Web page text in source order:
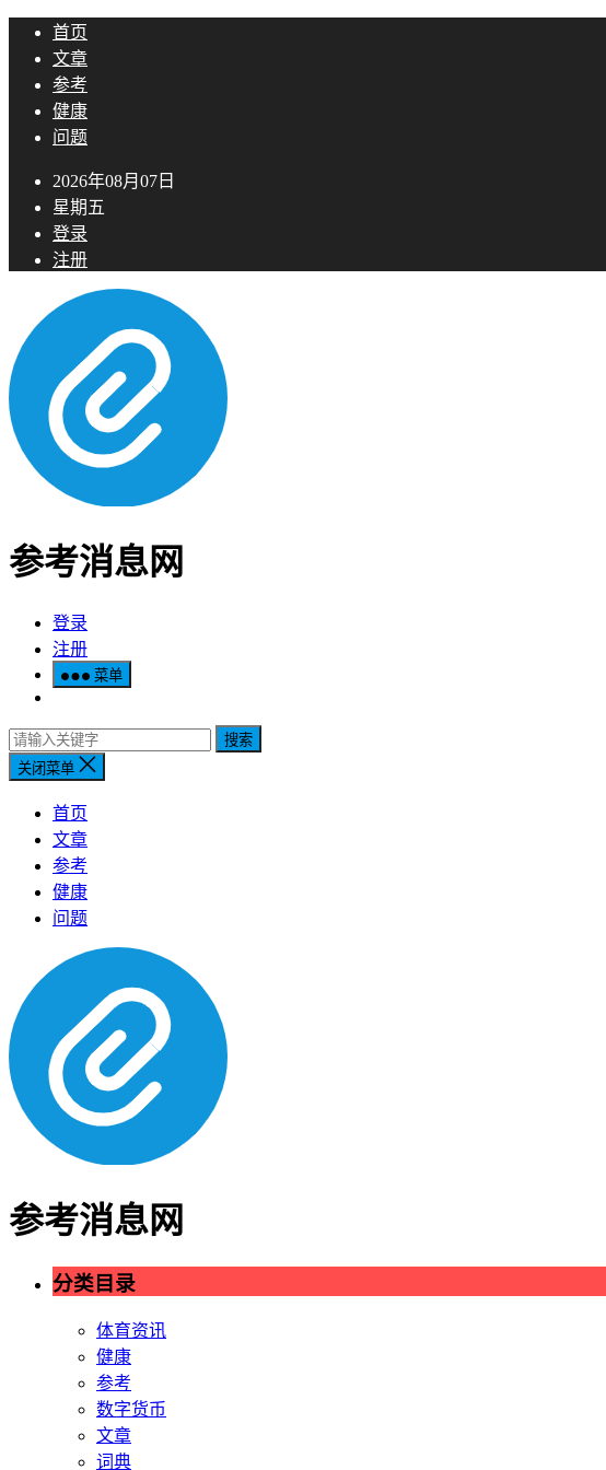
首页
文章
参考
健康
问题
2026年08月07日
星期五
登录
注册
参考消息网
登录
注册
菜单
搜索
关闭菜单
首页
文章
参考
健康
问题
参考消息网
分类目录
体育资讯
健康
参考
数字货币
文章
词典